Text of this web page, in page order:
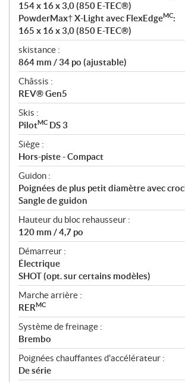
154 x 16 x 3,0 (850 E-TEC®)
PowderMax† X-Light avec FlexEdgeMC:
165 x 16 x 3,0 (850 E-TEC®)
skistance :
864 mm / 34 po (ajustable)
Châssis :
REV® Gen5
Skis :
PilotMC DS 3
Siège :
Hors-piste - Compact
Guidon :
Poignées de plus petit diamètre avec
Sangle de guidon
Hauteur du bloc rehausseur :
120 mm / 4,7 po
Démarreur :
Électrique
SHOT (opt. sur certains modèles)
Marche arrière :
RERMC
Système de freinage :
Brembo
Poignées chauffantes d'accélérateur :
De série